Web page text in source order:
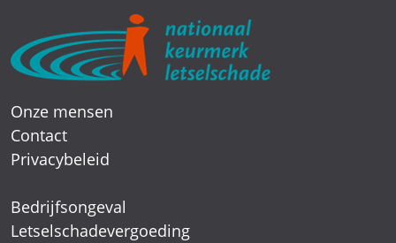
Onze mensen
Contact
Privacybeleid
Bedrijfsongeval
Letselschadevergoeding